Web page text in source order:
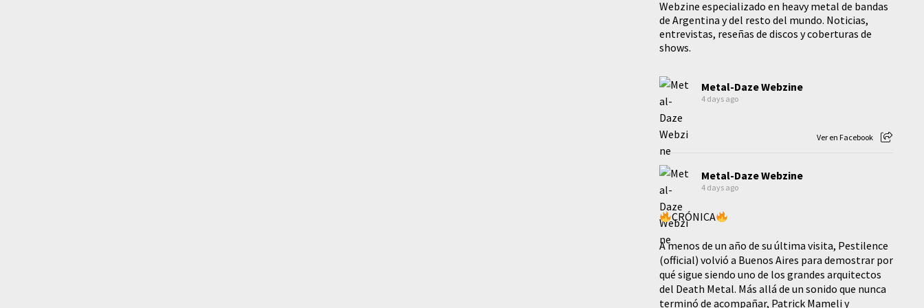
Webzine especializado en heavy metal de bandas
de Argentina y del resto del mundo. Noticias,
entrevistas, reseñas de discos y coberturas de
shows.
Metal-Daze Webzine
4 days ago
Ver en Facebook
Metal-Daze Webzine
4 days ago
CRÓNICA
A menos de un año de su última visita, Pestilence
(official) volvió a Buenos Aires para demostrar por
qué sigue siendo uno de los grandes arquitectos
del Death Metal. Más allá de un sonido que nunca
terminó de acompañar, Patrick Mameli y